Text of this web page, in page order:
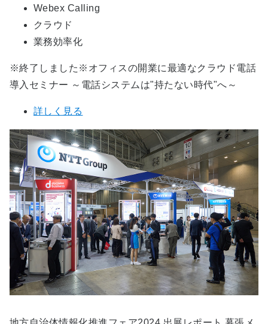
Webex Calling
クラウド
業務効率化
※終了しました※オフィスの開業に最適なクラウド電話
導入セミナー ～電話システムは"持たない時代"へ～
詳しく見る